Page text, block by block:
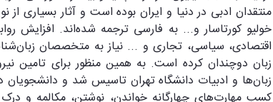
منتقدان ادبی در دنیا و ایران بوده است و آثار بسیاری از
خولیو کورتاسار و... به فارسی ترجمه شده‌اند. افزایش
اقتصادی، سیاسی، تجاری و ... نیاز به متخصصان
زبان دوچندان کرده است. به همین منظور برای تامین
زبان‌ها و ادبیات دانشگاه تهران تاسیس شد و
کسب مهارت‌های چهارگانه خواندن، نوشتن، مکالمه